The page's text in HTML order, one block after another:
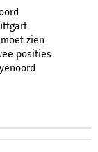
zien
posities